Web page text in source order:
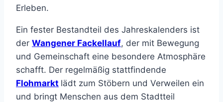
Erleben.
Ein fester Bestandteil des Jahreskalenders ist
der Wangener Fackellauf, der mit Bewegung
und Gemeinschaft eine besondere Atmosphäre
schafft. Der regelmäßig stattfindende
Flohmarkt lädt zum Stöbern und Verweilen ein
und bringt Menschen aus dem Stadtteil